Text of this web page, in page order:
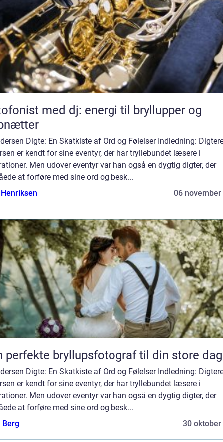
med dj: energi til bryllupper og
Digte: En Skatkiste af Ord og Følelser Indledning:
er kendt for sine eventyr, der har tryllebundet læsere i
Men udover eventyr var han også en dygtig digter, der
at forføre med sine ord og besk...
06 november
perfekte bryllupsfotograf til din store dag
Digte: En Skatkiste af Ord og Følelser Indledning:
er kendt for sine eventyr, der har tryllebundet læsere i
Men udover eventyr var han også en dygtig digter, der
at forføre med sine ord og besk...
Berg
30 oktober